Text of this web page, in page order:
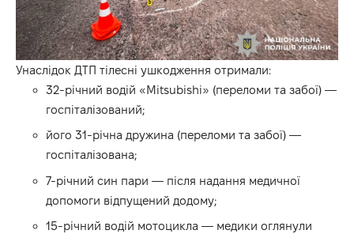
Унаслідок ДТП тілесні ушкодження отримали:
32-річний водій «Mitsubishi» (переломи та забої) —
госпіталізований;
його 31-річна дружина (переломи та забої) —
госпіталізована;
7-річний син пари — після надання медичної
допомоги відпущений додому;
15-річний водій мотоцикла — медики оглянули